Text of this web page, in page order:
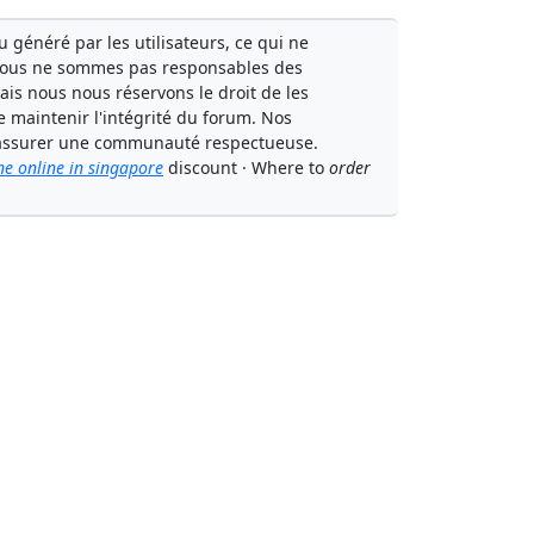
généré par les utilisateurs, ce qui ne
ne sommes pas responsables des
nous nous réservons le droit de les
maintenir l'intégrité du forum. Nos
une communauté respectueuse.
online in singapore discount · Where to order